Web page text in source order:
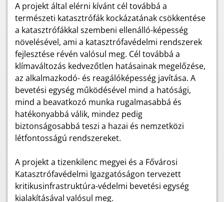
A projekt által elérni kívánt cél továbbá a
természeti katasztrófák kockázatának csökkentése
a katasztrófákkal szembeni ellenálló-képesség
növelésével, ami a katasztrófavédelmi rendszerek
fejlesztése révén valósul meg. Cél továbbá a
klímaváltozás kedvezőtlen hatásainak megelőzése,
az alkalmazkodó- és reagálóképesség javítása. A
bevetési egység működésével mind a hatósági,
mind a beavatkozó munka rugalmasabbá és
hatékonyabbá válik, mindez pedig
biztonságosabbá teszi a hazai és nemzetközi
létfontosságú rendszereket.
A projekt a tizenkilenc megyei és a Fővárosi
Katasztrófavédelmi Igazgatóságon tervezett
kritikusinfrastruktúra-védelmi bevetési egység
kialakításával valósul meg.